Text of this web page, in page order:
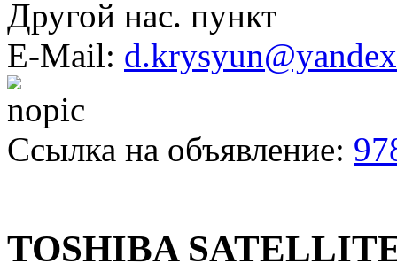
Другой нас. пункт
E-Mail:
Ссылка на объявление:
TOSHIBA